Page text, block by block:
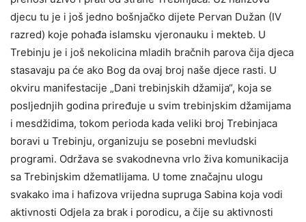
djecu tu je i još jedno bošnjačko dijete Pervan Dužan (IV
razred) koje pohađa islamsku vjeronauku i mekteb. U
Trebinju je i još nekolicina mladih bračnih parova čija djeca
stasavaju pa će ako Bog da ovaj broj naše djece rasti. U
okviru manifestacije „Dani trebinjskih džamija“, koja se
posljednjih godina priređuje u svim trebinjskim džamijama
i mesdžidima, tokom perioda kada veliki broj Trebinjaca
boravi u Trebinju, organizuju se posebni mevludski
programi. Održava se svakodnevna vrlo živa komunikacija
sa Trebinjskim džematlijama. U tome značajnu ulogu
svakako ima i hafizova vrijedna supruga Sabina koja vodi
aktivnosti Odjela za brak i porodicu, a čije su aktivnosti